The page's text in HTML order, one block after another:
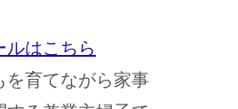
ルはこちら
を育てながら家事